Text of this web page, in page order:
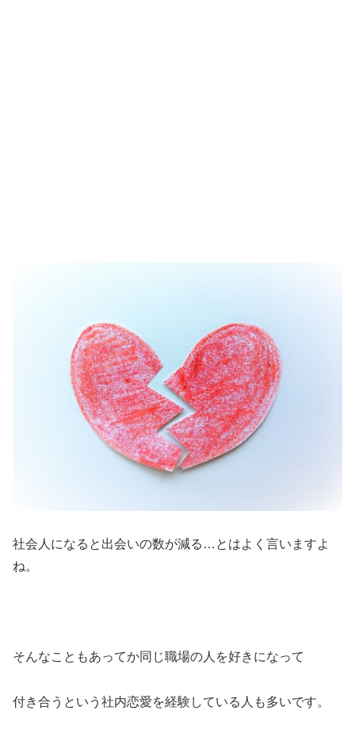
社会人になると出会いの数が減る…とはよく言いますよ
ね。
そんなこともあってか同じ職場の人を好きになって
付き合うという社内恋愛を経験している人も多いです。